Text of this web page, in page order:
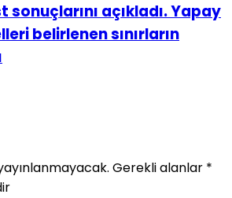
sonuçlarını açıkladı. Yapay
belirlenen sınırların
Gerekli alanlar *